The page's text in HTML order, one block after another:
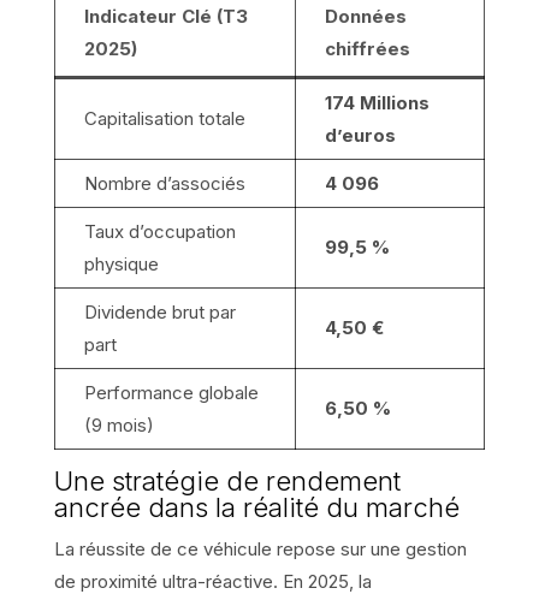
Indicateur Clé (T3
2025)
Données
chiffrées
Capitalisation totale
174 Millions
d’euros
Nombre d’associés 4 096
Taux d’occupation
physique
99,5 %
Dividende brut par
part
4,50 €
Performance globale
(9 mois)
6,50 %
Une stratégie de rendement
ancrée dans la réalité du marché
La réussite de ce véhicule repose sur une gestion
de proximité ultra-réactive. En 2025, la